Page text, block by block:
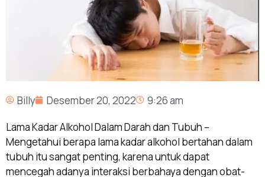
Billy Desember 20, 2022
9:26 am
Lama Kadar Alkohol Dalam Darah dan Tubuh –
Mengetahui berapa lama kadar alkohol bertahan dalam
tubuh itu sangat penting, karena untuk dapat
mencegah adanya interaksi berbahaya dengan obat-